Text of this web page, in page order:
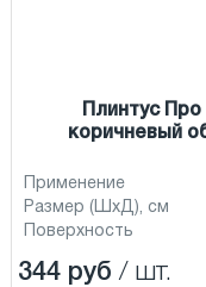
Плинтус
коричневый
Применение
Размер (ШхД), см
Поверхность
344 руб / шт.